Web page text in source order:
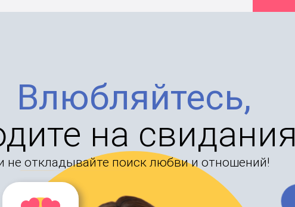
Влюбляйтесь,
на свидания
не откладывайте поиск любви и отношений!